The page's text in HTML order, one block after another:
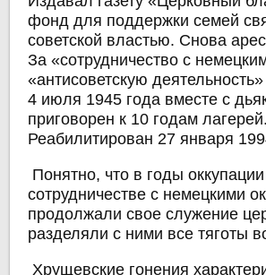
фонд для поддержки семей
советской властью. Снова
За «сотрудничество с
«антисоветскую
4 июля 1945 года вместе с
приговорен к 10 годам
Реабилитирован 27 января
Понятно, что в годы
сотрудничестве с немецкими
продолжали свое служение
разделяли с ними все тяготы
Хрущевские гонения